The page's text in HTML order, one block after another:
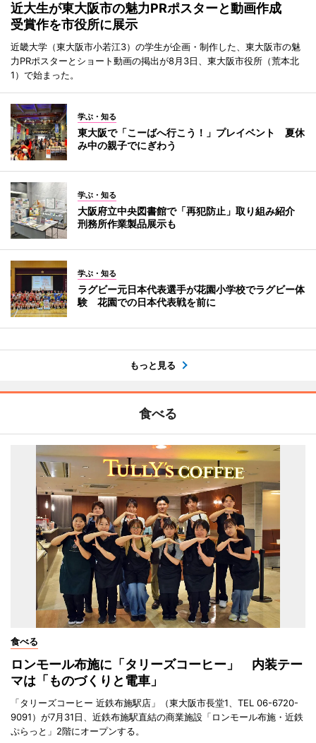
近大生が東大阪市の魅力PRポスターと動画作成
受賞作を市役所に展示
近畿大学（東大阪市小若江3）の学生が企画・制作した、東大阪市の魅
力PRポスターとショート動画の掲出が8月3日、東大阪市役所（荒本北
1）で始まった。
学ぶ・知る
東大阪で「こーばへ行こう！」プレイベント 夏休
み中の親子でにぎわう
学ぶ・知る
大阪府立中央図書館で「再犯防止」取り組み紹介
刑務所作業製品展示も
学ぶ・知る
ラグビー元日本代表選手が花園小学校でラグビー体
験 花園での日本代表戦を前に
もっと見る
食べる
食べる
ロンモール布施に「タリーズコーヒー」 内装テー
マは「ものづくりと電車」
「タリーズコーヒー 近鉄布施駅店」（東大阪市長堂1、TEL 06-6720-
9091）が7月31日、近鉄布施駅直結の商業施設「ロンモール布施・近鉄
ぷらっと」2階にオープンする。